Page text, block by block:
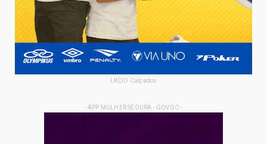
LKCIO Calçados
- APP MULHER SEGURA - GOVGO -